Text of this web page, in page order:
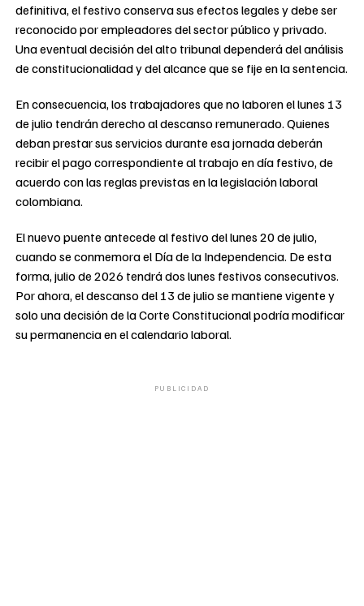
definitiva, el festivo conserva sus efectos legales y debe ser
reconocido por empleadores del sector público y privado.
Una eventual decisión del alto tribunal dependerá del análisis
de constitucionalidad y del alcance que se fije en la sentencia.
En consecuencia, los trabajadores que no laboren el lunes 13
de julio tendrán derecho al descanso remunerado. Quienes
deban prestar sus servicios durante esa jornada deberán
recibir el pago correspondiente al trabajo en día festivo, de
acuerdo con las reglas previstas en la legislación laboral
colombiana.
El nuevo puente antecede al festivo del lunes 20 de julio,
cuando se conmemora el Día de la Independencia. De esta
forma, julio de 2026 tendrá dos lunes festivos consecutivos.
Por ahora, el descanso del 13 de julio se mantiene vigente y
solo una decisión de la Corte Constitucional podría modificar
su permanencia en el calendario laboral.
PUBLICIDAD